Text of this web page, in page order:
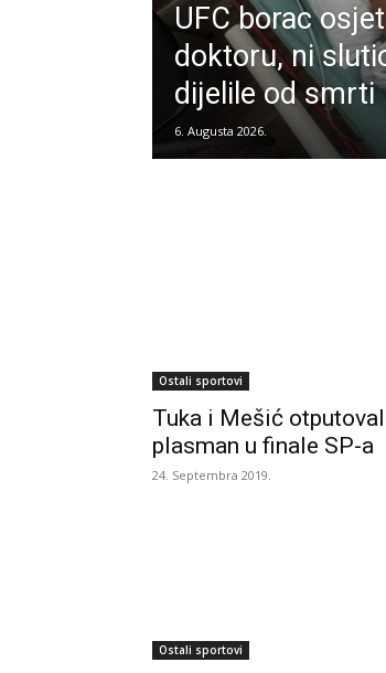
UFC borac
doktoru, ni
dijelile od smrti
6. Augusta 2026.
Ostali sportovi
Tuka i Mešić
plasman u finale SP-a
24. Septembra 2019.
Ostali sportovi